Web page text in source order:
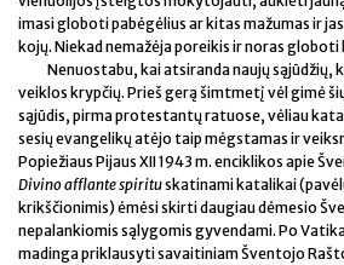
imasi globoti pabėgėlius ar kitas mažumas ir
kojų. Niekad nemažėja poreikis ir noras globoti
Nenuostabu, kai atsiranda naujų sąjūdžių,
veiklos krypčių. Prieš gerą šimtmetį vėl gimė
sąjūdis, pirma protestantų ratuose, vėliau
sesių evangelikų atėjo taip mėgstamas ir
Popiežiaus Pijaus XII 1943 m. enciklikos apie
Divino afflante spirituskatinami katalikai
krikščionimis) ėmėsi skirti daugiau dėmesio
nepalankiomis sąlygomis gyvendami. Po
madinga priklausyti savaitiniam Šventojo